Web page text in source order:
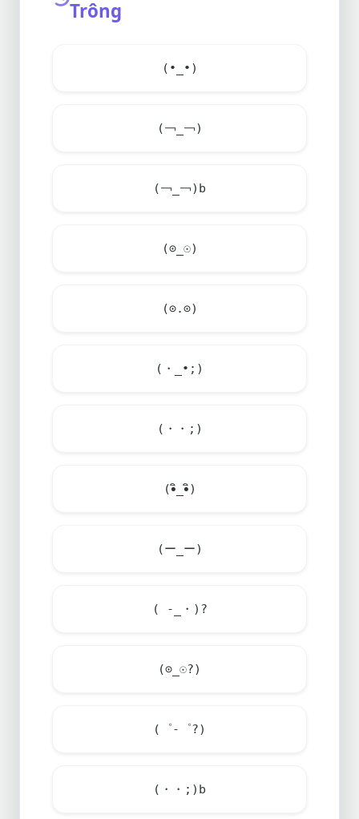
Trông
(•_•)
(￢_￢)
(￢_￢)b
(⊙_☉)
(⊙.⊙)
(・_•;)
(・・;)
(•ิ_•ิ)
(ー_ー)
( -_・)?
(⊙_☉?)
(゜-゜?)
(・・;)b